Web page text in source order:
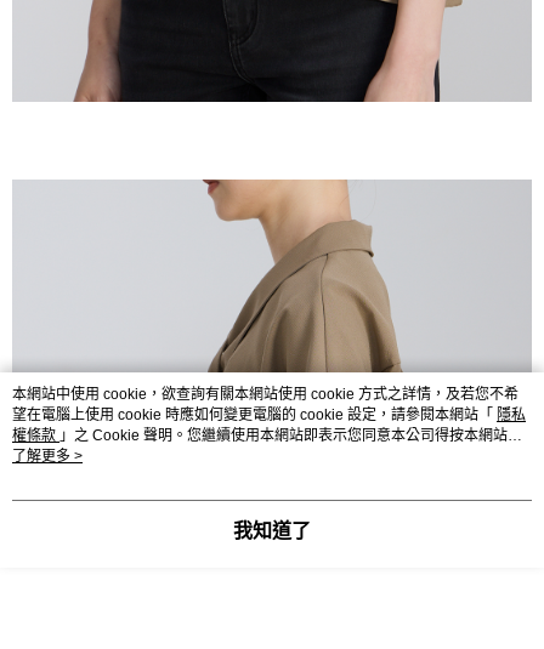
本網站中使用 cookie，欲查詢有關本網站使用 cookie 方式之詳情，及若您不希
望在電腦上使用 cookie 時應如何變更電腦的 cookie 設定，請參閱本網站「 隱私
權條款 」之 Cookie 聲明。您繼續使用本網站即表示您同意本公司得按本網站使
用條款之 Cookie 聲明使用 cookie。
了解更多 >
我知道了